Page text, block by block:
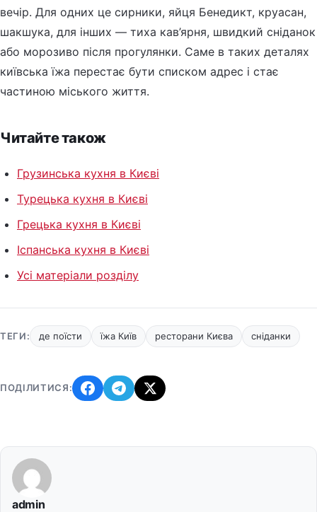
вечір. Для одних це сирники, яйця Бенедикт, круасан,
шакшука, для інших — тиха кав’ярня, швидкий сніданок
або морозиво після прогулянки. Саме в таких деталях
київська їжа перестає бути списком адрес і стає
частиною міського життя.
Читайте також
Грузинська кухня в Києві
Турецька кухня в Києві
Грецька кухня в Києві
Іспанська кухня в Києві
Усі матеріали розділу
ТЕГИ: де поїсти їжа Київ ресторани Києва сніданки
ПОДІЛИТИСЯ:
admin